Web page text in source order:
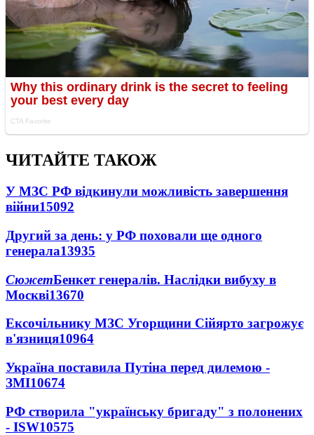
ЧИТАЙТЕ ТАКОЖ
У МЗС РФ відкинули можливість завершення
війни15092
Другий за день: у РФ поховали ще одного
генерала13935
СюжетБенкет генералів. Наслідки вибуху в
Москві13670
Ексочільнику МЗС Угорщини Сійярто загрожує
в'язниця10964
Україна поставила Путіна перед дилемою -
ЗМІ10674
РФ створила "українську бригаду" з полонених
- ISW10575